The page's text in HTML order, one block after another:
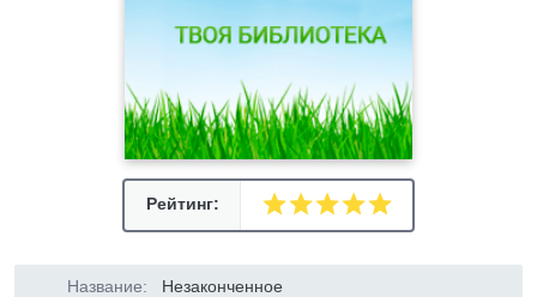
Рейтинг:
Название: Незаконченное